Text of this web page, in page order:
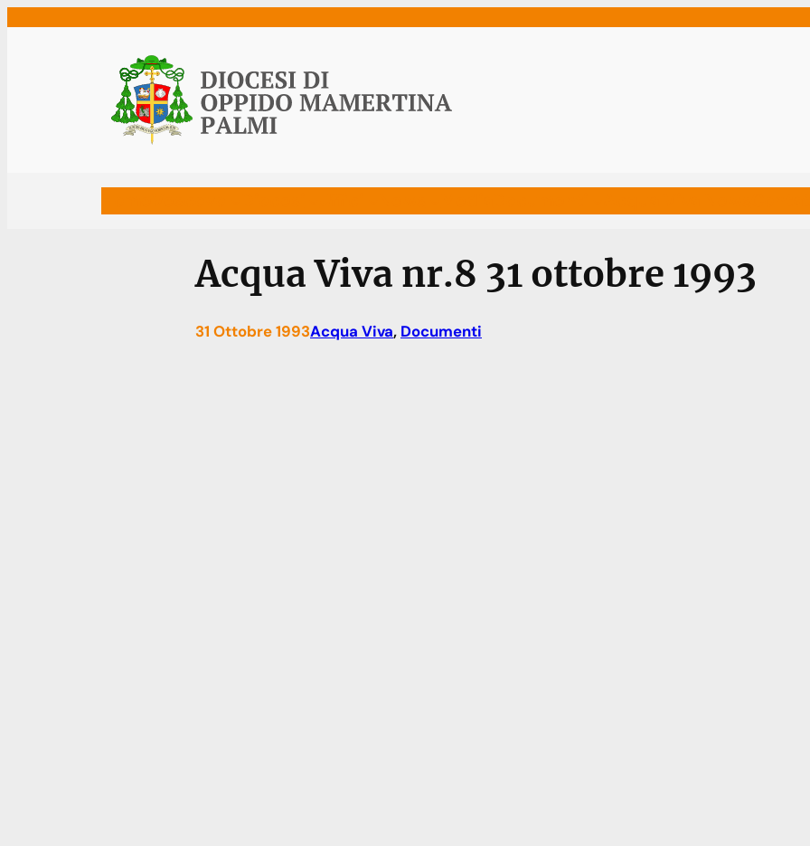
Acqua Viva nr.8 31 ottobre 1993
31 Ottobre 1993Acqua Viva, Documenti